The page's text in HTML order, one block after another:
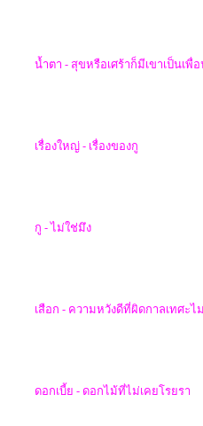
น้ำตา -สุขหรือเศร้าก็มีเขาเป็นเพื่
เรื่องใหญ่ - เรื่องของกู
กู -ไม่ใช่มึง
เสือก - ความหวังดีที่ผิดกาลเทศะไ
ดอกเบี้ย - ดอกไม้ที่ไม่เคยโรยรา